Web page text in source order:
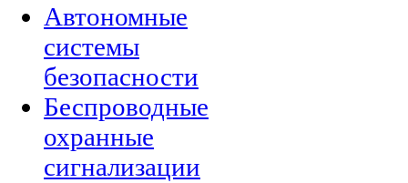
Автономные
системы
безопасности
Беспроводные
охранные
сигнализации